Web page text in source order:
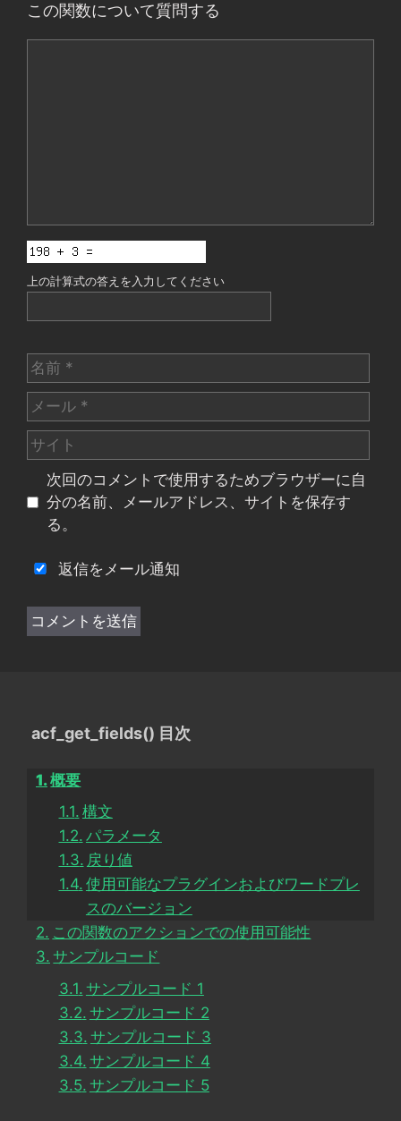
この関数について質問する
上の計算式の答えを入力してください
名
前
メ
ー
ル
サ
イ
次回のコメントで使用するためブラウザーに自
分の名前、メールアドレス、サイトを保存す
る。
返信をメール通知
acf_get_fields() 目次
概要
構文
パラメータ
戻り値
使用可能なプラグインおよびワードプレ
スのバージョン
この関数のアクションでの使用可能性
サンプルコード
サンプルコード 1
サンプルコード 2
サンプルコード 3
サンプルコード 4
サンプルコード 5